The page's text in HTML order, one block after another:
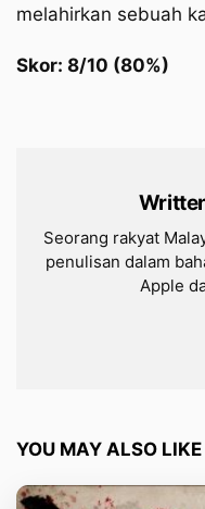
melahirkan sebuah
Skor: 8/10 (80%)
Seorang rakyat
penulisan dalam
Apple
YOU MAY ALSO LIKE